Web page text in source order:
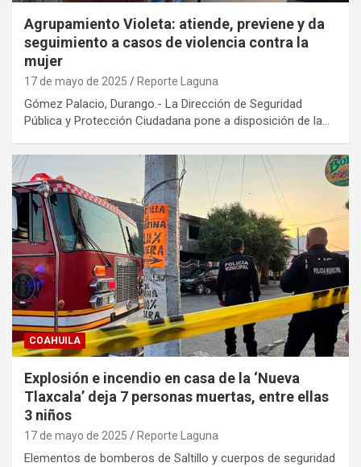
Agrupamiento Violeta: atiende, previene y da
seguimiento a casos de violencia contra la
mujer
17 de mayo de 2025 Reporte Laguna
Gómez Palacio, Durango.- La Dirección de Seguridad
Pública y Protección Ciudadana pone a disposición de la…
COAHUILA
Explosión e incendio en casa de la ‘Nueva
Tlaxcala’ deja 7 personas muertas, entre ellas
3 niños
17 de mayo de 2025 Reporte Laguna
Elementos de bomberos de Saltillo y cuerpos de seguridad